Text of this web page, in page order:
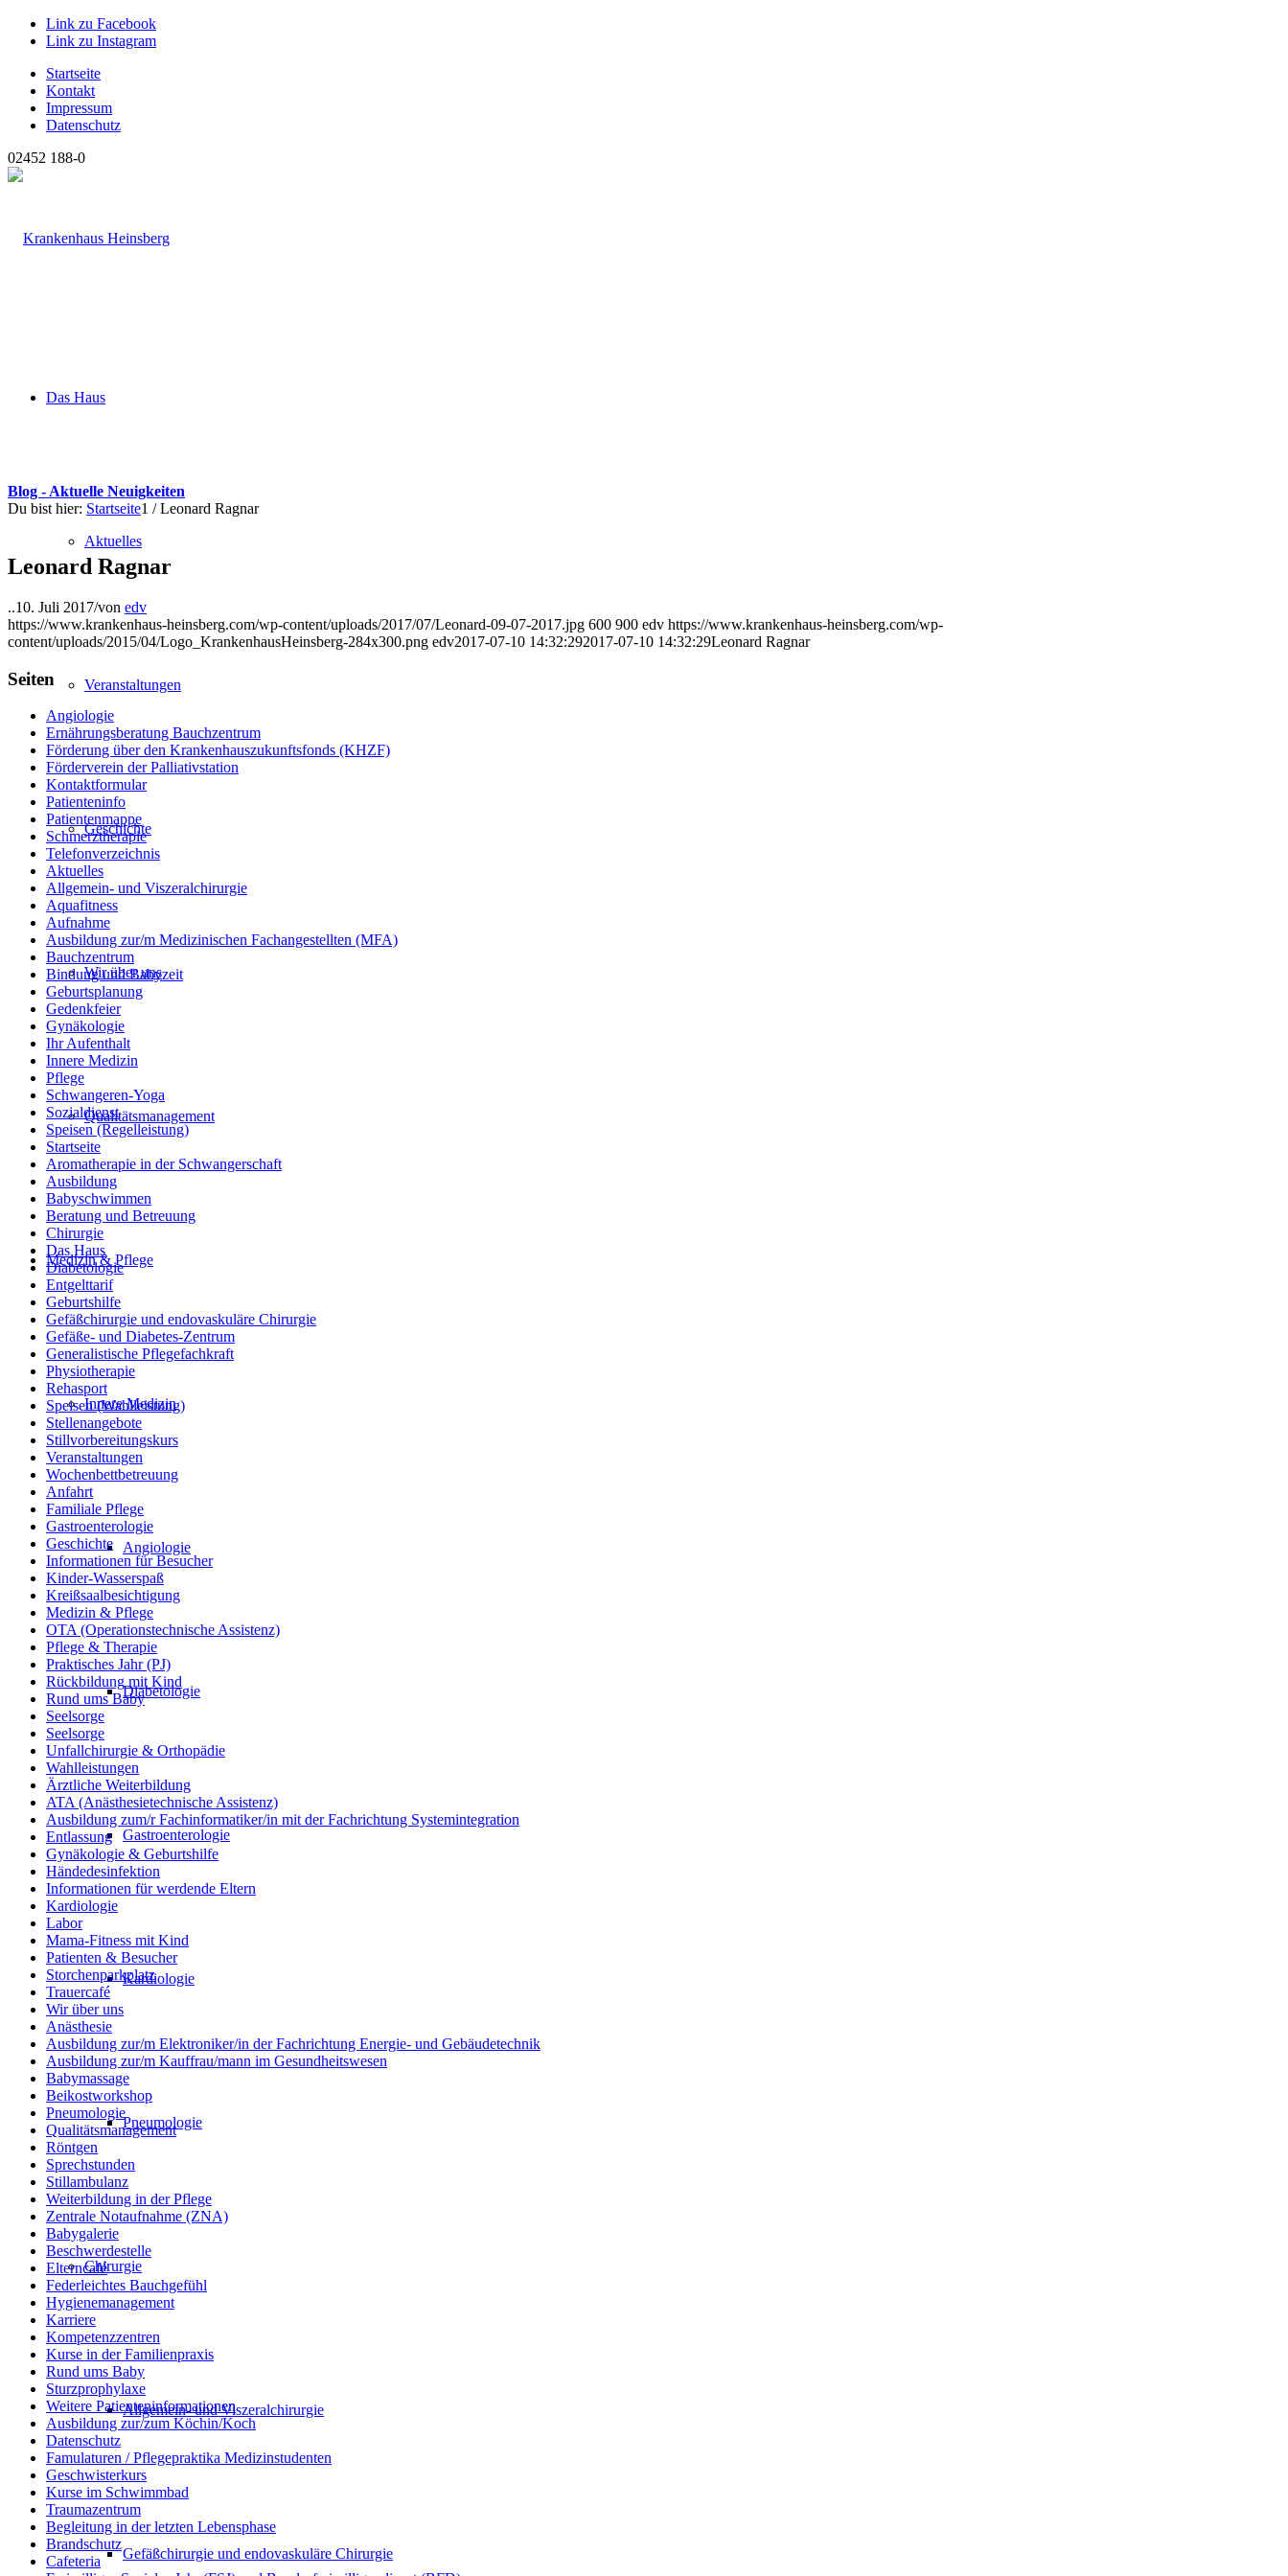
Link zu Facebook
Link zu Instagram
Startseite
Kontakt
Impressum
Datenschutz
02452 188-0
Das Haus
Aktuelles
Veranstaltungen
Geschichte
Wir über uns
Qualitätsmanagement
Medizin & Pflege
Innere Medizin
Angiologie
Diabetologie
Gastroenterologie
Kardiologie
Pneumologie
Chirurgie
Allgemein- und Viszeralchirurgie
Gefäßchirurgie und endovaskuläre Chirurgie
Blog - Aktuelle Neuigkeiten
Du bist hier: Startseite1 / Leonard Ragnar
Leonard Ragnar
..10. Juli 2017/von edv
https://www.krankenhaus-heinsberg.com/wp-content/uploads/2017/07/Leonard-09-07-2017.jpg 600 900 edv https://www.krankenhaus-heinsberg.com/wp-
content/uploads/2015/04/Logo_KrankenhausHeinsberg-284x300.png edv2017-07-10 14:32:292017-07-10 14:32:29Leonard Ragnar
Seiten
Angiologie
Ernährungsberatung Bauchzentrum
Förderung über den Krankenhauszukunftsfonds (KHZF)
Förderverein der Palliativstation
Kontaktformular
Patienteninfo
Patientenmappe
Schmerztherapie
Telefonverzeichnis
Aktuelles
Allgemein- und Viszeralchirurgie
Aquafitness
Aufnahme
Ausbildung zur/m Medizinischen Fachangestellten (MFA)
Bauchzentrum
Bindung und Babyzeit
Geburtsplanung
Gedenkfeier
Gynäkologie
Ihr Aufenthalt
Innere Medizin
Pflege
Schwangeren-Yoga
Sozialdienst
Speisen (Regelleistung)
Startseite
Aromatherapie in der Schwangerschaft
Ausbildung
Babyschwimmen
Beratung und Betreuung
Chirurgie
Das Haus
Diabetologie
Entgelttarif
Geburtshilfe
Gefäßchirurgie und endovaskuläre Chirurgie
Gefäße- und Diabetes-Zentrum
Generalistische Pflegefachkraft
Physiotherapie
Rehasport
Speisen (Wahlleistung)
Stellenangebote
Stillvorbereitungskurs
Veranstaltungen
Wochenbettbetreuung
Anfahrt
Familiale Pflege
Gastroenterologie
Geschichte
Informationen für Besucher
Kinder-Wasserspaß
Kreißsaalbesichtigung
Medizin & Pflege
OTA (Operationstechnische Assistenz)
Pflege & Therapie
Praktisches Jahr (PJ)
Rückbildung mit Kind
Rund ums Baby
Seelsorge
Seelsorge
Unfallchirurgie & Orthopädie
Wahlleistungen
Ärztliche Weiterbildung
ATA (Anästhesietechnische Assistenz)
Ausbildung zum/r Fachinformatiker/in mit der Fachrichtung Systemintegration
Entlassung
Gynäkologie & Geburtshilfe
Händedesinfektion
Informationen für werdende Eltern
Kardiologie
Labor
Mama-Fitness mit Kind
Patienten & Besucher
Storchenparkplatz
Trauercafé
Wir über uns
Anästhesie
Ausbildung zur/m Elektroniker/in der Fachrichtung Energie- und Gebäudetechnik
Ausbildung zur/m Kauffrau/mann im Gesundheitswesen
Babymassage
Beikostworkshop
Pneumologie
Qualitätsmanagement
Röntgen
Sprechstunden
Stillambulanz
Weiterbildung in der Pflege
Zentrale Notaufnahme (ZNA)
Babygalerie
Beschwerdestelle
Elterncafé
Federleichtes Bauchgefühl
Hygienemanagement
Karriere
Kompetenzzentren
Kurse in der Familienpraxis
Rund ums Baby
Sturzprophylaxe
Weitere Patienteninformationen
Ausbildung zur/zum Köchin/Koch
Datenschutz
Famulaturen / Pflegepraktika Medizinstudenten
Geschwisterkurs
Kurse im Schwimmbad
Traumazentrum
Begleitung in der letzten Lebensphase
Brandschutz
Cafeteria